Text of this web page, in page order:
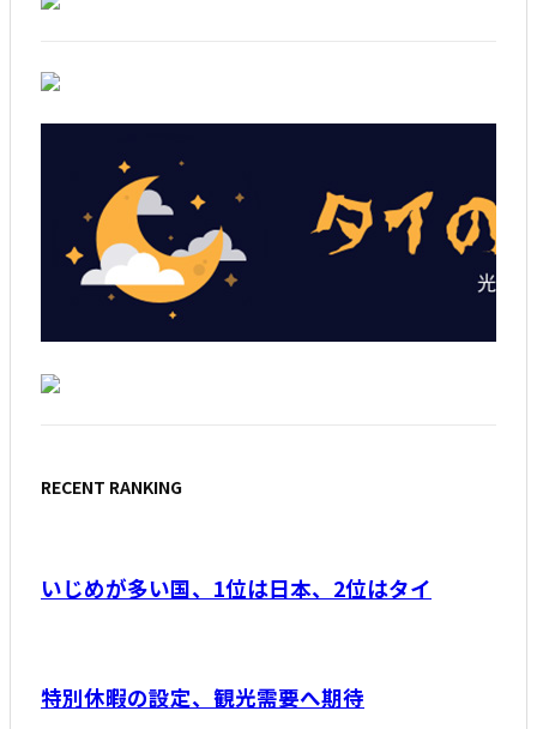
RECENT RANKING
いじめが多い国、1位は日本、2位はタイ
特別休暇の設定、観光需要へ期待